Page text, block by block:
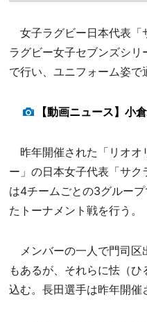
女子ラグビー日本代表「
ラグビー女子セブンズシ
で行い、ユニフォーム姿で
【動画ニュース】小
昨年開催された「リオオ
ー」の日本女子代表「サ
は4チームごとの3グルー
たトーナメント戦を行う。
メンバーの一人で門司区
もあるが、それらに怯（
込む。長田選手は昨年開催